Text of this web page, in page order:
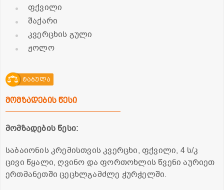
ფქვილი
შაქარი
კვერცხის გული
ჟოლო
ტაბულა
მომზადების წესი
მომზადების წესი:
საბაიონის კრემისთვის კვერცხი, ფქვილი, 4 ს/კ
ცივი წყალი, ღვინო და ფორთოხლის წვენი აურიეთ
ერთმანეთში ცეცხლგამძლე ჭურჭელში.